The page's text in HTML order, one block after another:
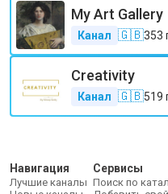
My Art Gallery
Канал 🇬🇧353
Creativity
Канал 🇬🇧519
Навигация
Лучшие каналы
Сервисы
Поиск по